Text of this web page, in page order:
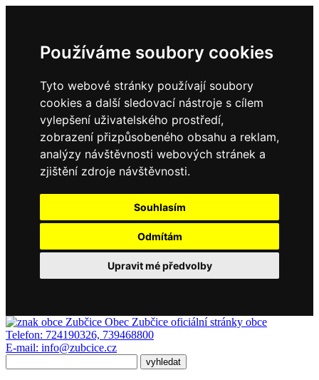
Používáme soubory cookies
Tyto webové stránky používají soubory
cookies a další sledovací nástroje s cílem
vylepšení uživatelského prostředí,
zobrazení přizpůsobeného obsahu a reklam,
analýzy návštěvnosti webových stránek a
zjištění zdroje návštěvnosti.
Souhlasím
Odmítám
Upravit mé předvolby
Obec Zubčice oficiální stránky obce
Telefon: 724190326, 739468800
E-mail: info@zubcice.cz